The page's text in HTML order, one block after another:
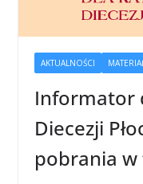
AKTUALNOŚCI
Informator
Diecezji
pobrania w